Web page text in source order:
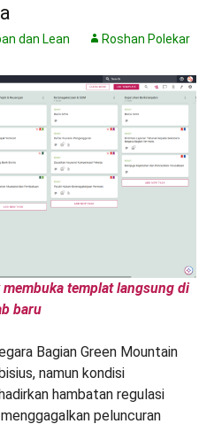
dan Lean Roshan Polekar
templat langsung di
baru
Bagian Green Mountain
namun kondisi
hambatan regulasi
peluncuran